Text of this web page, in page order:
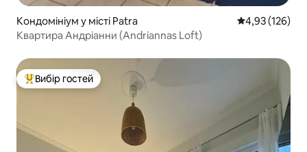
Кондомініум у місті Patra Середня
4,93 (126)
Квартира Андріанни (Andriannas Loft)
Топ вибір гостей
Вибір гостей